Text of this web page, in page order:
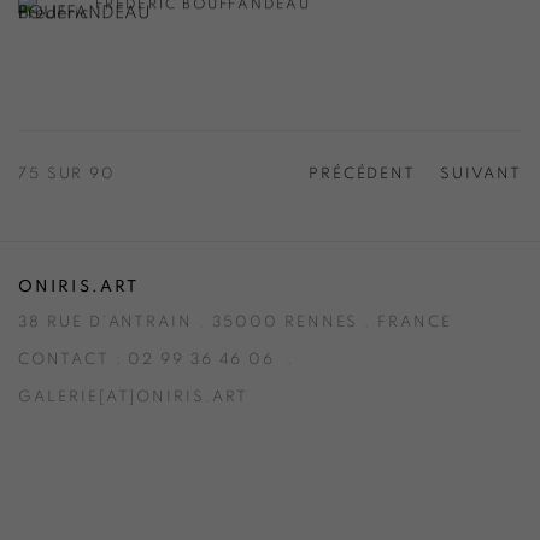
FRÉDÉRIC BOUFFANDEAU
PRÉCÉDENT SUIVANT
75 SUR 90
ONIRIS.ART
38 RUE D’ANTRAIN . 35000 RENNES . FRANCE
CONTACT : 02 99 36 46 06 .
GALERIE[AT]ONIRIS.ART